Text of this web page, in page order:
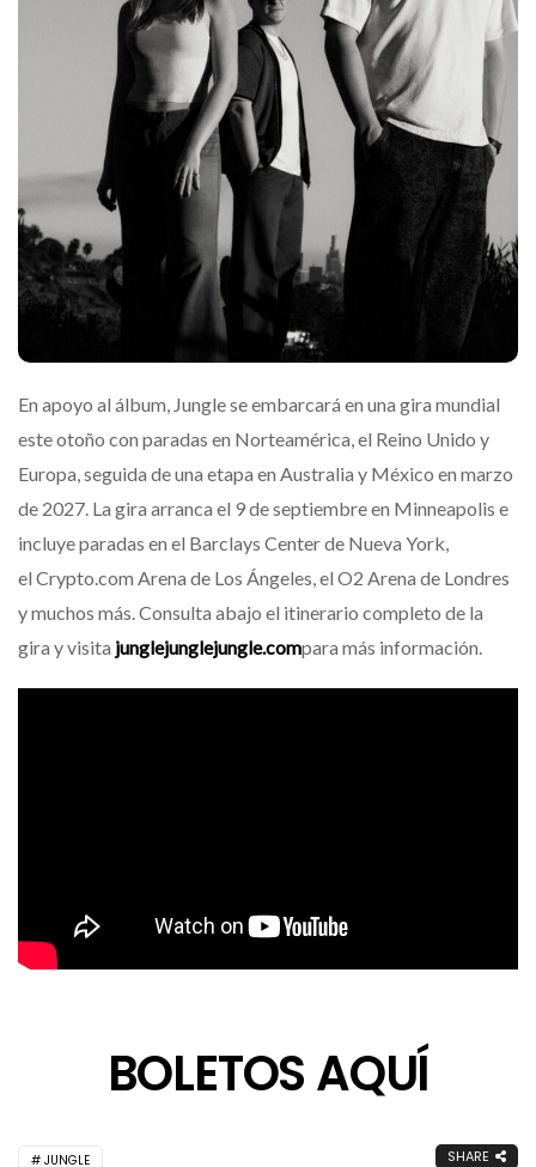
En apoyo al álbum, Jungle se embarcará en una gira mundial
este otoño con paradas en Norteamérica, el Reino Unido y
Europa, seguida de una etapa en Australia y México en marzo
de 2027. La gira arranca el 9 de septiembre en Minneapolis e
incluye paradas en el Barclays Center de Nueva York,
el Crypto.com Arena de Los Ángeles, el O2 Arena de Londres
y muchos más. Consulta abajo el itinerario completo de la
gira y visita junglejunglejungle.compara más información.
BOLETOS AQUÍ
JUNGLE SHARE